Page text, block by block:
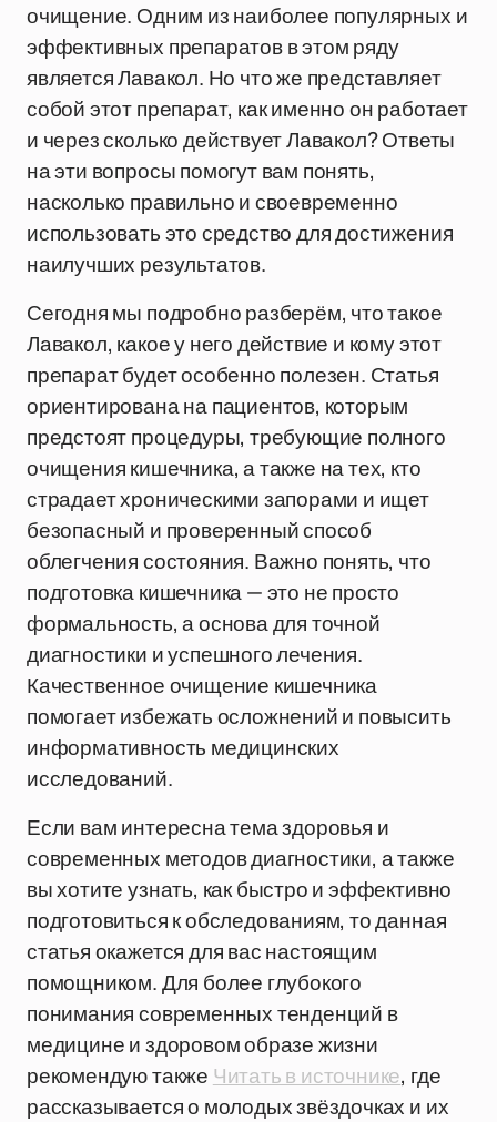
очищение. Одним из наиболее популярных и
эффективных препаратов в этом ряду
является Лавакол. Но что же представляет
собой этот препарат, как именно он работает
и через сколько действует Лавакол? Ответы
на эти вопросы помогут вам понять,
насколько правильно и своевременно
использовать это средство для достижения
наилучших результатов.
Сегодня мы подробно разберём, что такое
Лавакол, какое у него действие и кому этот
препарат будет особенно полезен. Статья
ориентирована на пациентов, которым
предстоят процедуры, требующие полного
очищения кишечника, а также на тех, кто
страдает хроническими запорами и ищет
безопасный и проверенный способ
облегчения состояния. Важно понять, что
подготовка кишечника — это не просто
формальность, а основа для точной
диагностики и успешного лечения.
Качественное очищение кишечника
помогает избежать осложнений и повысить
информативность медицинских
исследований.
Если вам интересна тема здоровья и
современных методов диагностики, а также
вы хотите узнать, как быстро и эффективно
подготовиться к обследованиям, то данная
статья окажется для вас настоящим
помощником. Для более глубокого
понимания современных тенденций в
медицине и здоровом образе жизни
рекомендую также Читать в источнике, где
рассказывается о молодых звёздочках и их